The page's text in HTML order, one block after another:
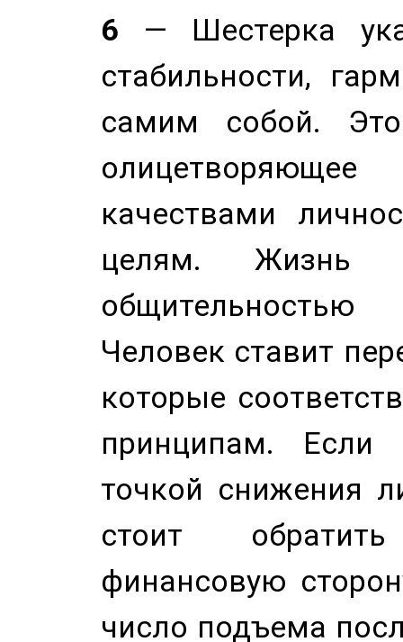
6 — Шестерка
стабильности,
самим собой.
качествами
целям. Жизнь
Человек ставит
которые
принципам. Если
точкой снижения
стоит
финансовую
число подъема